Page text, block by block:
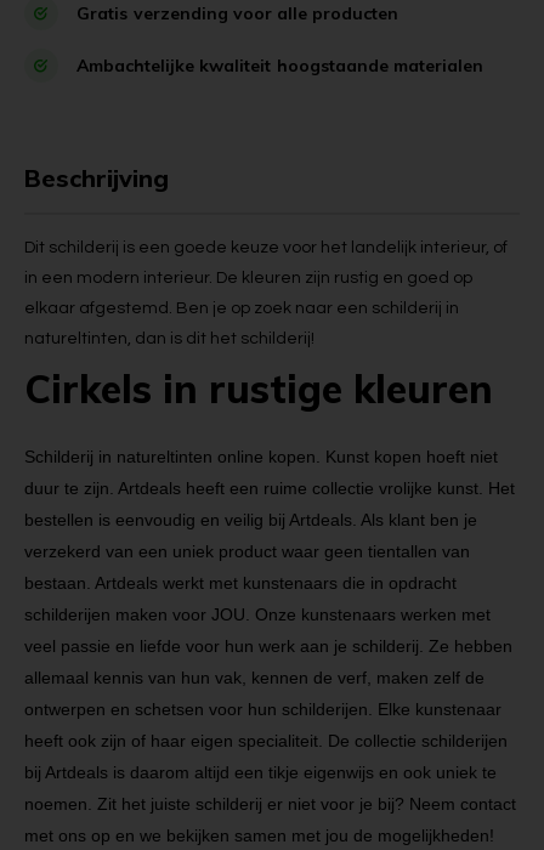
Gratis verzending voor alle producten
Ambachtelijke kwaliteit hoogstaande materialen
Beschrijving
Dit schilderij is een goede keuze voor het landelijk interieur, of
in een modern interieur. De kleuren zijn rustig en goed op
elkaar afgestemd. Ben je op zoek naar een schilderij in
natureltinten, dan is dit het schilderij!
Cirkels in rustige kleuren
Schilderij in natureltinten online kopen. Kunst kopen hoeft niet
duur te zijn. Artdeals heeft een ruime collectie vrolijke kunst. Het
bestellen is eenvoudig en veilig bij Artdeals. Als klant ben je
verzekerd van een uniek product waar geen tientallen van
bestaan. Artdeals werkt met kunstenaars die in opdracht
schilderijen maken voor JOU. Onze kunstenaars werken met
veel passie en liefde voor hun werk aan je schilderij. Ze hebben
allemaal kennis van hun vak, kennen de verf, maken zelf de
ontwerpen en schetsen voor hun schilderijen. Elke kunstenaar
heeft ook zijn of haar eigen specialiteit. De collectie schilderijen
bij Artdeals is daarom altijd een tikje eigenwijs en ook uniek te
noemen. Zit het juiste schilderij er niet voor je bij? Neem contact
met ons op en we bekijken samen met jou de mogelijkheden!